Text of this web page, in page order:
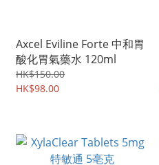
Axcel Eviline Forte 中和胃
酸化胃氣藥水 120ml
HK$150.00
HK$98.00